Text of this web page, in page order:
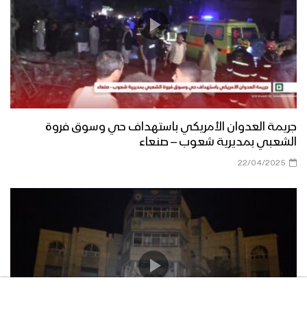
جريمة العدوان الأمريكي باستهداف حي وسوق فروة
الشعبي بمديرية شعوب – صنعاء
22/04/2025